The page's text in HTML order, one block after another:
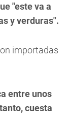
"este va a
y verduras".
importadas
entre unos
cuesta